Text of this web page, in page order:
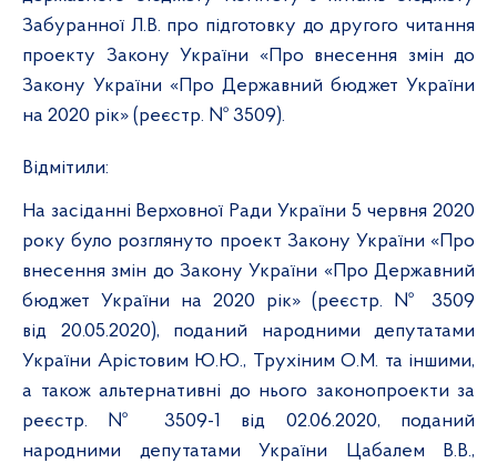
Забуранної Л.В. про підготовку до другого читання
проекту Закону України «Про внесення змін до
Закону України «Про Державний бюджет України
на 2020 рік» (реєстр. № 3509).
Відмітили:
На засіданні Верховної Ради України 5 червня 2020
року було розглянуто проект Закону України «Про
внесення змін до Закону України «Про Державний
бюджет України на 2020 рік» (реєстр.
№
3509
від
20.05.2020), поданий народними депутатами
України Арістовим Ю.Ю., Трухіним О.М. та іншими,
а також альтернативні до нього законопроекти за
реєстр.
№ 3509-1 від
02.06.2020, поданий
народними депутатами України Цабалем
В.В.,